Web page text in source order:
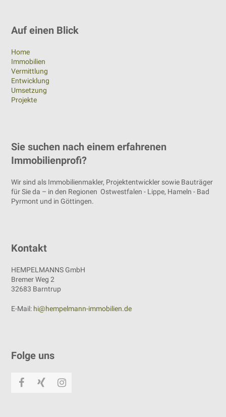
Auf einen Blick
Home
Immobilien
Vermittlung
Entwicklung
Umsetzung
Projekte
Sie suchen nach einem erfahrenen
Immobilienprofi?
Wir sind als Immobilienmakler, Projektentwickler sowie Bauträger
für Sie da – in den Regionen Ostwestfalen - Lippe, Hameln - Bad
Pyrmont und in Göttingen.
Kontakt
HEMPELMANNS GmbH
Bremer Weg 2
32683 Barntrup
E-Mail: hi@hempelmann-immobilien.de
Folge uns
Facebook
XingInstagram